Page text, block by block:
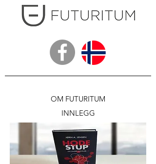
OM FUTURITUM
INNLEGG